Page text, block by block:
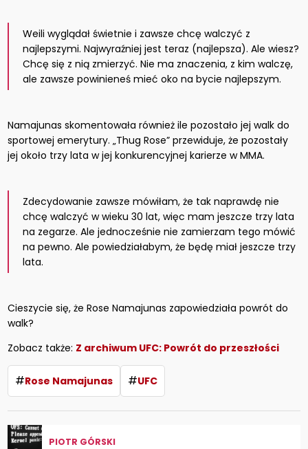
Weili wyglądał świetnie i zawsze chcę walczyć z
najlepszymi. Najwyraźniej jest teraz (najlepsza). Ale wiesz?
Chcę się z nią zmierzyć. Nie ma znaczenia, z kim walczę,
ale zawsze powinieneś mieć oko na bycie najlepszym.
Namajunas skomentowała również ile pozostało jej walk do
sportowej emerytury. „Thug Rose” przewiduje, że pozostały
jej około trzy lata w jej konkurencyjnej karierze w MMA.
Zdecydowanie zawsze mówiłam, że tak naprawdę nie
chcę walczyć w wieku 30 lat, więc mam jeszcze trzy lata
na zegarze. Ale jednocześnie nie zamierzam tego mówić
na pewno. Ale powiedziałabym, że będę miał jeszcze trzy
lata.
Cieszycie się, że Rose Namajunas zapowiedziała powrót do
walk?
Zobacz także: Z archiwum UFC: Powrót do przeszłości
#Rose Namajunas #UFC
PIOTR GÓRSKI